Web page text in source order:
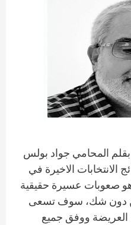
المحامي جواد بولس
الانتخابات الاخيرة في
صعوبات عسيرة حقيقية
دون شك، سوف تسعى
العريضة ووفق جميع